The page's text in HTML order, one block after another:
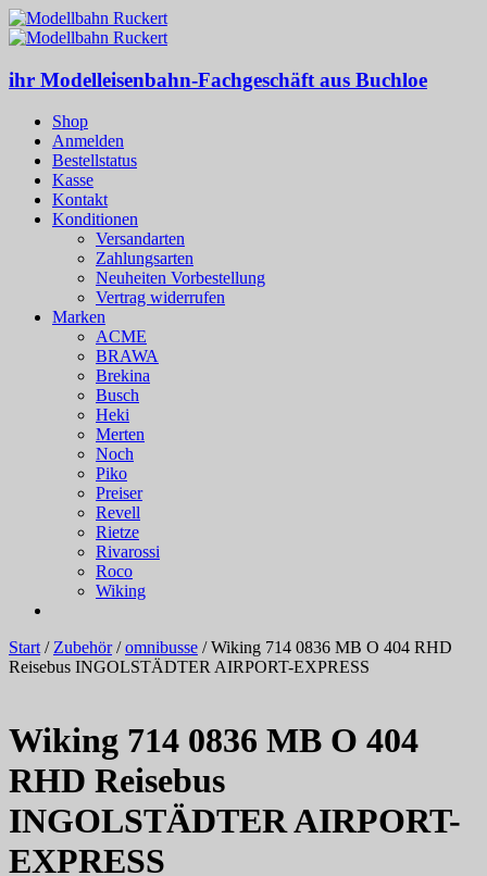
ihr Modelleisenbahn-Fachgeschäft aus Buchloe
Shop
Anmelden
Bestellstatus
Kasse
Kontakt
Konditionen
Versandarten
Zahlungsarten
Neuheiten Vorbestellung
Vertrag widerrufen
Marken
ACME
BRAWA
Brekina
Busch
Heki
Merten
Noch
Piko
Preiser
Revell
Rietze
Rivarossi
Roco
Wiking
Start/Zubehör/omnibusse / Wiking 714 0836 MB O 404 RHD
Reisebus INGOLSTÄDTER AIRPORT-EXPRESS
Wiking 714 0836 MB O 404
RHD Reisebus
INGOLSTÄDTER AIRPORT-
EXPRESS